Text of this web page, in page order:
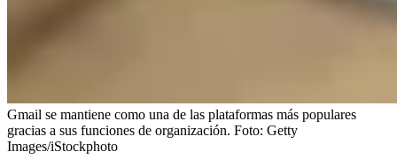
Gmail se mantiene como una de las plataformas más populares
gracias a sus funciones de organización. Foto: Getty
Images/iStockphoto